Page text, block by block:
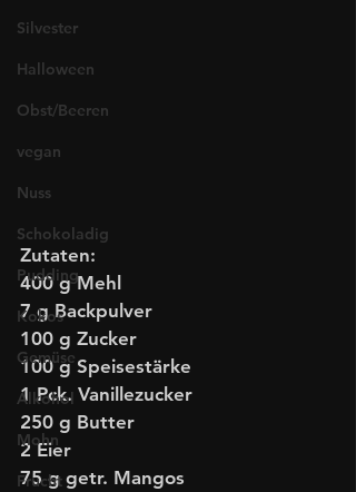
Silvester
Halloween
Obst/Beeren
vegan
Nuss
Schokoladig
Pudding
Kokos
Gemüse
Alkohol
Mohn
Frucht
Zutaten:
400 g Mehl
7 g Backpulver
100 g Zucker
100 g Speisestärke
1 Pck. Vanillezucker
250 g Butter
2 Eier
75 g getr. Mangos